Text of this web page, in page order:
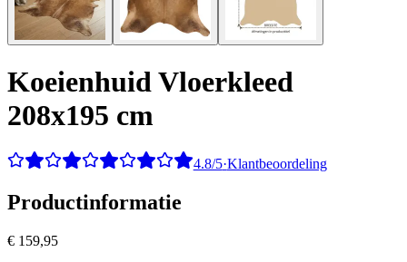
Koeienhuid Vloerkleed
208x195 cm
4.8/5·Klantbeoordeling
Productinformatie
€ 159,95